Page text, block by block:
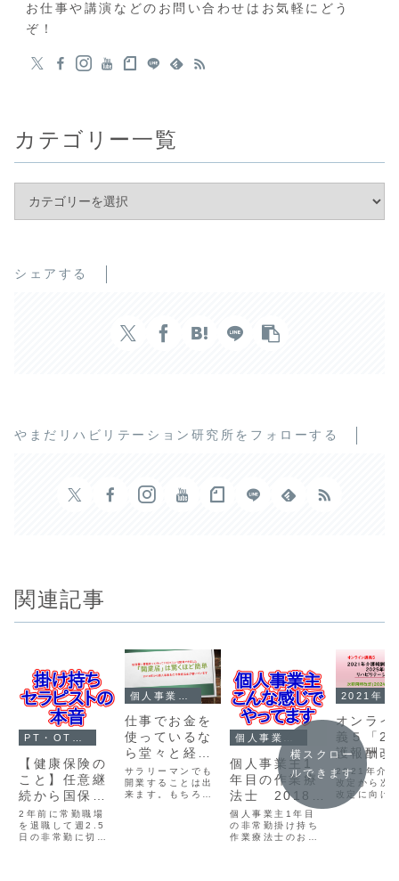
お仕事や講演などのお問い合わせはお気軽にどう
ぞ！
カテゴリー一覧
シェアする
やまだリハビリテーション研究所をフォローする
関連記事
【健康保険の
こと】任意継
続から国保に
変わったら納
付額も変わっ
た！
2年前に常勤職場
を退職して週2.5
日の非常勤に切り
仕事でお金を
使っているな
ら堂々と経費
として申告し
たいから開業
届を出してみ
サラリーマンでも
開業することは出
来ます。もちろん
個人事業主1
年目の作業療
法士 2018年
5月の状況
個人事業主1年目
の非常勤掛け持ち
作業療法士のお給
2021年
オンライ
義５「
護報酬改
ら読み解
2025年
たリハビ
2021年介
改定から次
改定に向け
ビリテーシ
横スクロー
ルできます